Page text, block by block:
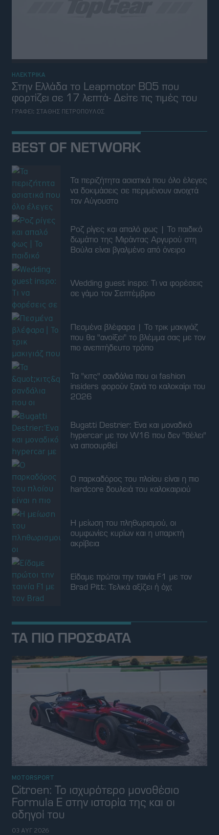
BEST OF NETWORK
Τα περιζήτητα ασιατικά που όλο έλεγες
να δοκιμάσεις σε περιμένουν ανοιχτά
τον Αύγουστο
Ροζ ρίγες και απαλό φως | Το παιδικό
δωμάτιο της Μιράντας Αργυρού στη
Wedding guest inspo: Τι να φορέσεις
σε γάμο τον Σεπτέμβριο
Πεσμένα βλέφαρα | Το τρικ μακιγιάζ
που θα "ανοίξει" το βλέμμα σας με τον
Τα "κιτς" σανδάλια που οι fashion
insiders φορούν ξανά το καλοκαίρι του
Bugatti Destrier: Ένα και μοναδικό
hypercar με τον W16 που δεν "θέλει"
Ο παρκαδόρος του πλοίου είναι η πιο
hardcore δουλειά του καλοκαιριού
Η μείωση του πληθωρισμού, οι
συμφωνίες κυρίων και η υπαρκτή
Είδαμε πρώτοι την ταινία F1 με τον
ΤΑ ΠΙΟ ΠΡΟΣΦΑΤΑ
Citroen: Το ισχυρότερο μονοθέσιο
Formula E στην ιστορία της και οι
οδηγοί του
Νέο μοναδικό ρεκόρ για την Tesla που
γράφει ιστορία